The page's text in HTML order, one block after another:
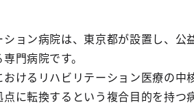
ョン病院は、東京都が設置し、公
門病院です。
けるリハビリテーション医療の中
に転換するという複合目的を持つ